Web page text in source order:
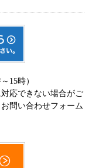
15時）
応できない場合がご
問い合わせフォーム